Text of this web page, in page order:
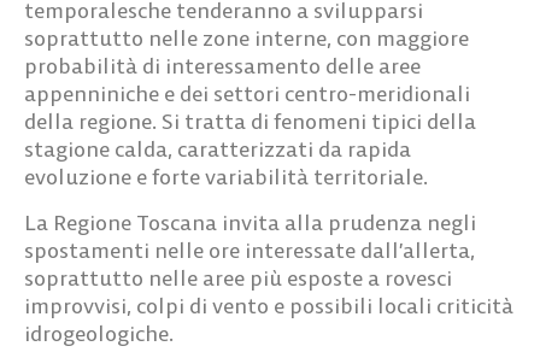
temporalesche tenderanno a svilupparsi
soprattutto nelle zone interne, con maggiore
probabilità di interessamento delle aree
appenniniche e dei settori centro-meridionali
della regione. Si tratta di fenomeni tipici della
stagione calda, caratterizzati da rapida
evoluzione e forte variabilità territoriale.
La Regione Toscana invita alla prudenza negli
spostamenti nelle ore interessate dall’allerta,
soprattutto nelle aree più esposte a rovesci
improvvisi, colpi di vento e possibili locali criticità
idrogeologiche.